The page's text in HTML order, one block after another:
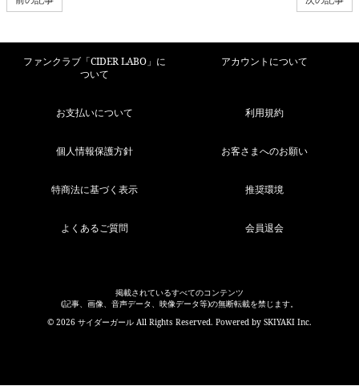
ファンクラブ「CIDER LABO」に
ついて
アカウントについて
お支払いについて 利用規約
個人情報保護方針 お客さまへのお願い
特商法に基づく表示 推奨環境
よくあるご質問 会員退会
掲載されているすべてのコンテンツ
(記事、画像、音声データ、映像データ等)の無断転載を禁じます。
© 2026 サイダーガール All Rights Reserved. Powered by SKIYAKI Inc.